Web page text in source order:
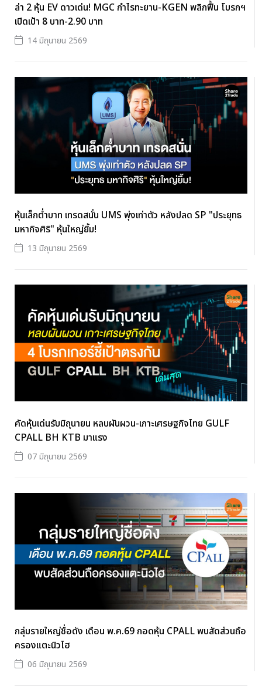
ล่า 2 หุ้น EV ดาวเด่น! MGC กำไรทะยาน-KGEN พลิกฟื้น โบรกฯ
เปิดเป้า 8 บาท-2.90 บาท
14 มิถุนายน 2569
หุ้นเล็กต่ำบาท เทรดสนั่น UMS พุ่งเท่าตัว หลังปลด SP "ประยุทธ
มหากิจศิริ" หุ้นใหญ่ยิ้ม!
13 มิถุนายน 2569
คัดหุ้นเด่นรับมิถุนายน หลบผันผวน-เกาะเศรษฐกิจไทย GULF
CPALL BH KTB มาแรง
07 มิถุนายน 2569
กลุ่มรายใหญ่ชื่อดัง เดือน พ.ค.69 กอดหุ้น CPALL พบสัดส่วนถือ
ครองแตะนิวไฮ
06 มิถุนายน 2569